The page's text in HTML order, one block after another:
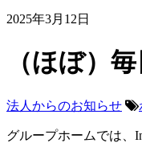
2025年3月12日
（ほぼ）
法人からのお知らせ
グループホームでは、